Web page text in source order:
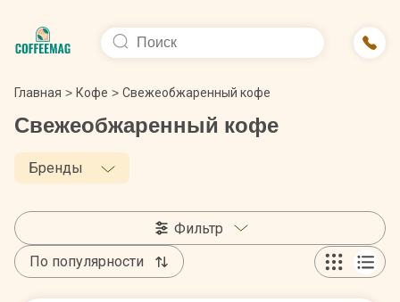
Главная > Кофе > Свежеобжаренный кофе
Свежеобжаренный кофе
Бренды
Фильтр
По популярности